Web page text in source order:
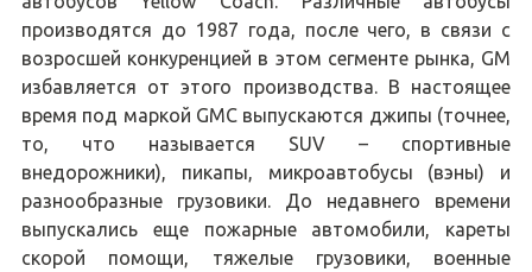
производятся до 1987 года, после чего, в связи с
возросшей конкуренцией в этом сегменте рынка, GM
избавляется от этого производства. В настоящее
время под маркой GMC выпускаются джипы (точнее,
то, что называется SUV – спортивные
внедорожники), пикапы, микроавтобусы (вэны) и
разнообразные грузовики. До недавнего времени
выпускались еще пожарные автомобили, кареты
скорой помощи, тяжелые грузовики, военные